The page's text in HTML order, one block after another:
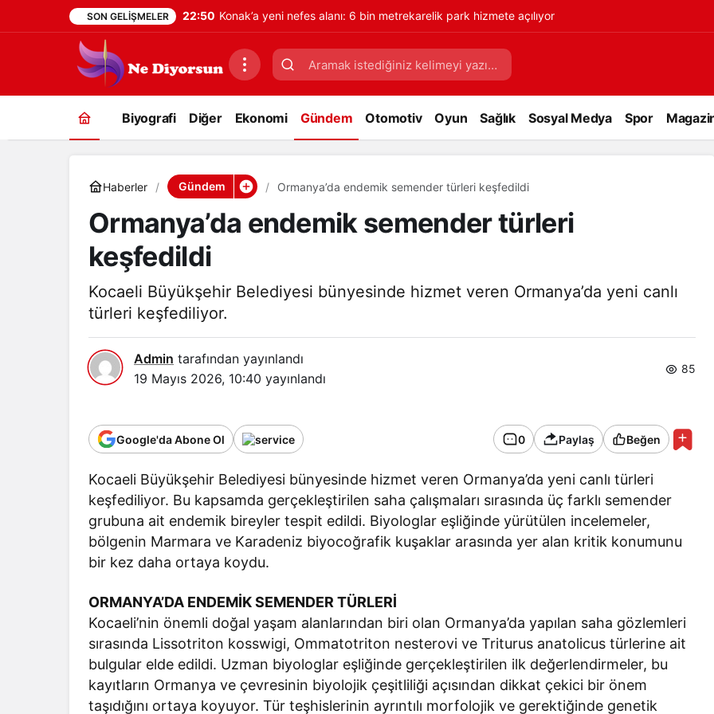
SON GELIŞMELER 22:50 Konak’a yeni nefes alanı: 6 bin metrekarelik park hizmete açılıyor
Biyografi Diğer Ekonomi Gündem Otomotiv Oyun Sağlık Sosyal Medya Spor
Haberler Gündem Ormanya’da endemik semender türleri keşfedildi
Ormanya’da endemik semender türleri
keşfedildi
Kocaeli Büyükşehir Belediyesi bünyesinde hizmet veren Ormanya’da yeni canlı
türleri keşfediliyor.
Admin tarafından yayınlandı
19 Mayıs 2026, 10:40 yayınlandı
85
Google'da Abone Ol 0 Paylaş Beğen
Kocaeli Büyükşehir Belediyesi bünyesinde hizmet veren Ormanya’da yeni canlı türleri
keşfediliyor. Bu kapsamda gerçekleştirilen saha çalışmaları sırasında üç farklı semender
grubuna ait endemik bireyler tespit edildi. Biyologlar eşliğinde yürütülen incelemeler,
bölgenin Marmara ve Karadeniz biyocoğrafik kuşaklar arasında yer alan kritik konumunu
bir kez daha ortaya koydu.
ORMANYA’DA ENDEMİK SEMENDER TÜRLERİ
Kocaeli’nin önemli doğal yaşam alanlarından biri olan Ormanya’da yapılan saha gözlemleri
sırasında Lissotriton kosswigi, Ommatotriton nesterovi ve Triturus anatolicus türlerine ait
bulgular elde edildi. Uzman biyologlar eşliğinde gerçekleştirilen ilk değerlendirmeler, bu
kayıtların Ormanya ve çevresinin biyolojik çeşitliliği açısından dikkat çekici bir önem
taşıdığını ortaya koyuyor. Tür teşhislerinin ayrıntılı morfolojik ve gerektiğinde genetik